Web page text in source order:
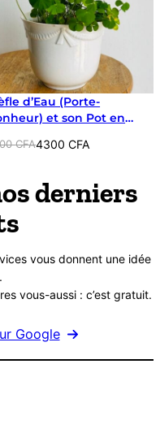
d’Eau (Porte-
et son Pot en
CFA
:
CFA.
4300CFA
:
CFA.
derniers
vous donnent une idée
vous-aussi : c’est gratuit.
Google